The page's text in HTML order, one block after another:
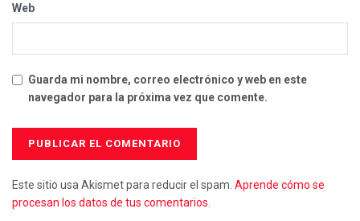
Web
Guarda mi nombre, correo electrónico y web en este
navegador para la próxima vez que comente.
Este sitio usa Akismet para reducir el spam. Aprende cómo se
procesan los datos de tus comentarios.